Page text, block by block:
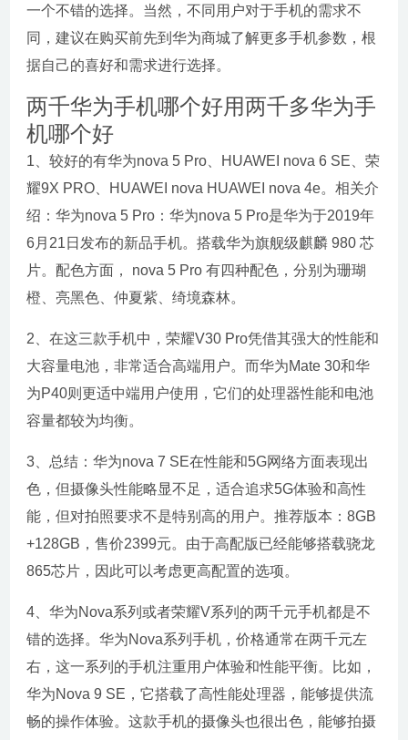
一个不错的选择。当然，不同用户对于手机的需求不
同，建议在购买前先到华为商城了解更多手机参数，根
据自己的喜好和需求进行选择。
两千华为手机哪个好用两千多华为手
机哪个好
1、较好的有华为nova 5 Pro、HUAWEI nova 6 SE、荣
耀9X PRO、HUAWEI nova HUAWEI nova 4e。相关介
绍：华为nova 5 Pro：华为nova 5 Pro是华为于2019年
6月21日发布的新品手机。搭载华为旗舰级麒麟 980 芯
片。配色方面， nova 5 Pro 有四种配色，分别为珊瑚
橙、亮黑色、仲夏紫、绮境森林。
2、在这三款手机中，荣耀V30 Pro凭借其强大的性能和
大容量电池，非常适合高端用户。而华为Mate 30和华
为P40则更适中端用户使用，它们的处理器性能和电池
容量都较为均衡。
3、总结：华为nova 7 SE在性能和5G网络方面表现出
色，但摄像头性能略显不足，适合追求5G体验和高性
能，但对拍照要求不是特别高的用户。推荐版本：8GB
+128GB，售价2399元。由于高配版已经能够搭载骁龙
865芯片，因此可以考虑更高配置的选项。
4、华为Nova系列或者荣耀V系列的两千元手机都是不
错的选择。华为Nova系列手机，价格通常在两千元左
右，这一系列的手机注重用户体验和性能平衡。比如，
华为Nova 9 SE，它搭载了高性能处理器，能够提供流
畅的操作体验。这款手机的摄像头也很出色，能够拍摄